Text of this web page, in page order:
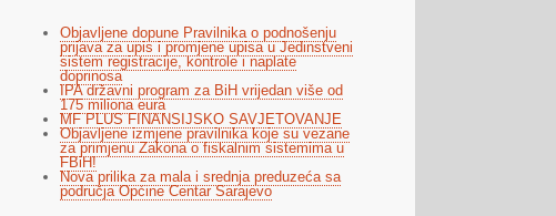
Objavljene dopune Pravilnika o podnošenju
prijava za upis i promjene upisa u Jedinstveni
sistem registracije, kontrole i naplate
doprinosa
IPA državni program za BiH vrijedan više od
175 miliona eura
MF PLUS FINANSIJSKO SAVJETOVANJE
Objavljene izmjene pravilnika koje su vezane
za primjenu Zakona o fiskalnim sistemima u
FBiH!
Nova prilika za mala i srednja preduzeća sa
područja Općine Centar Sarajevo